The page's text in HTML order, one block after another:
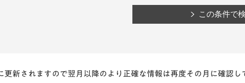
更新されますので翌月以降のより正確な情報は再度その月に確認